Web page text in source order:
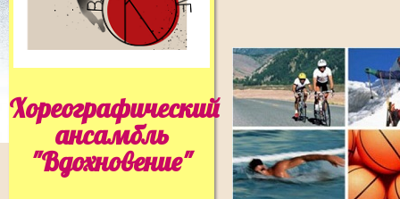
Хореографический
ансамбль
"Вдохновение"